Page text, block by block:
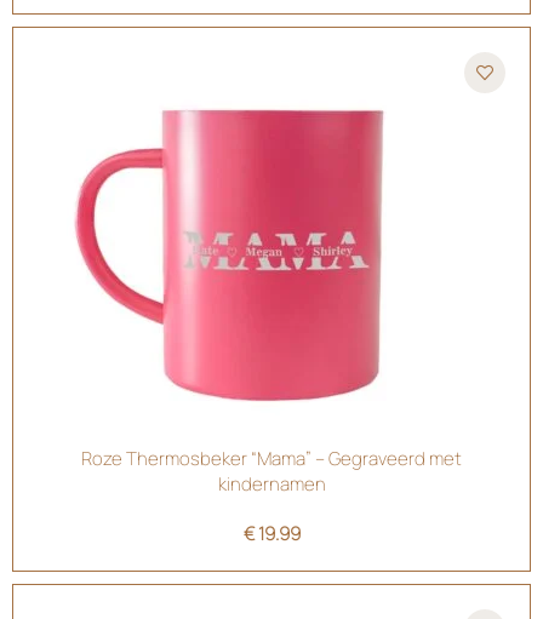
Roze Thermosbeker “Mama” – Gegraveerd met
kindernamen
€19.99